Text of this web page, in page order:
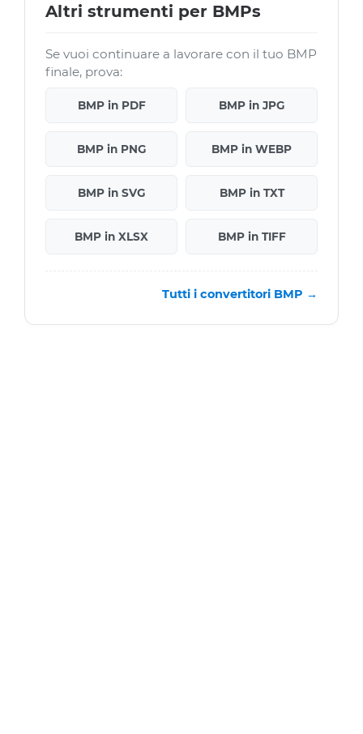
Altri strumenti per BMPs
Se vuoi continuare a lavorare con il tuo BMP
finale, prova:
BMP in PDF BMP in JPG
BMP in PNG BMP in WEBP
BMP in SVG BMP in TXT
BMP in XLSX BMP in TIFF
Tutti i convertitori BMP →